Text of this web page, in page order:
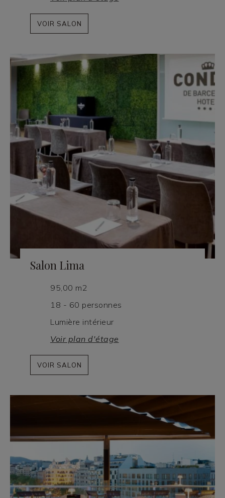
VOIR SALON
Salon Lima
95,00 m2
18 - 60 personnes
Lumière intérieur
Voir plan d'étage
VOIR SALON